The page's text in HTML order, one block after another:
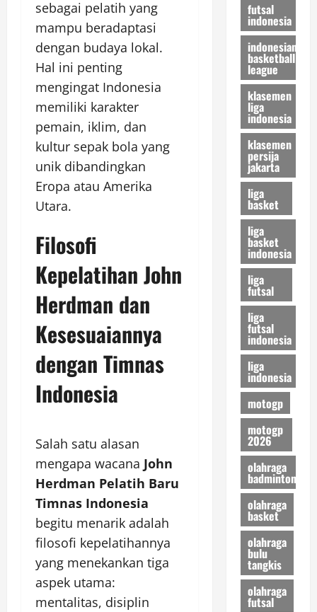
sebagai pelatih yang
mampu beradaptasi
dengan budaya lokal.
Hal ini penting
mengingat Indonesia
memiliki karakter
pemain, iklim, dan
kultur sepak bola yang
unik dibandingkan
Eropa atau Amerika
Utara.
Filosofi
Kepelatihan John
Herdman dan
Kesesuaiannya
dengan Timnas
Indonesia
Salah satu alasan
mengapa wacana John
Herdman Pelatih Baru
Timnas Indonesia
begitu menarik adalah
filosofi kepelatihannya
yang menekankan tiga
aspek utama:
mentalitas, disiplin
futsal
indonesia
indonesian
basketball
league
klasemen
liga
indonesia
klasemen
persija
jakarta
liga
basket
liga
basket
indonesia
liga
futsal
liga
futsal
indonesia
liga
indonesia
motogp
motogp
2026
olahraga
badminton
olahraga
basket
olahraga
bulu
tangkis
olahraga
futsal